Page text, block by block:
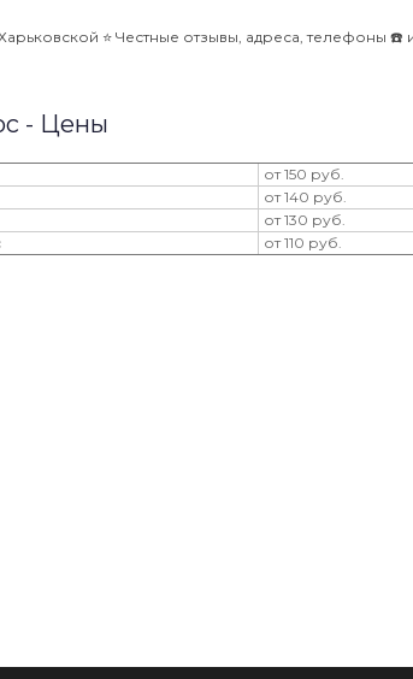
⭐️ Честные отзывы, адреса, телефоны ☎️
- Цены
от 150 руб.
от 140 руб.
от 130 руб.
от 110 руб.